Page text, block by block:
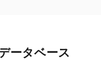
ータベース